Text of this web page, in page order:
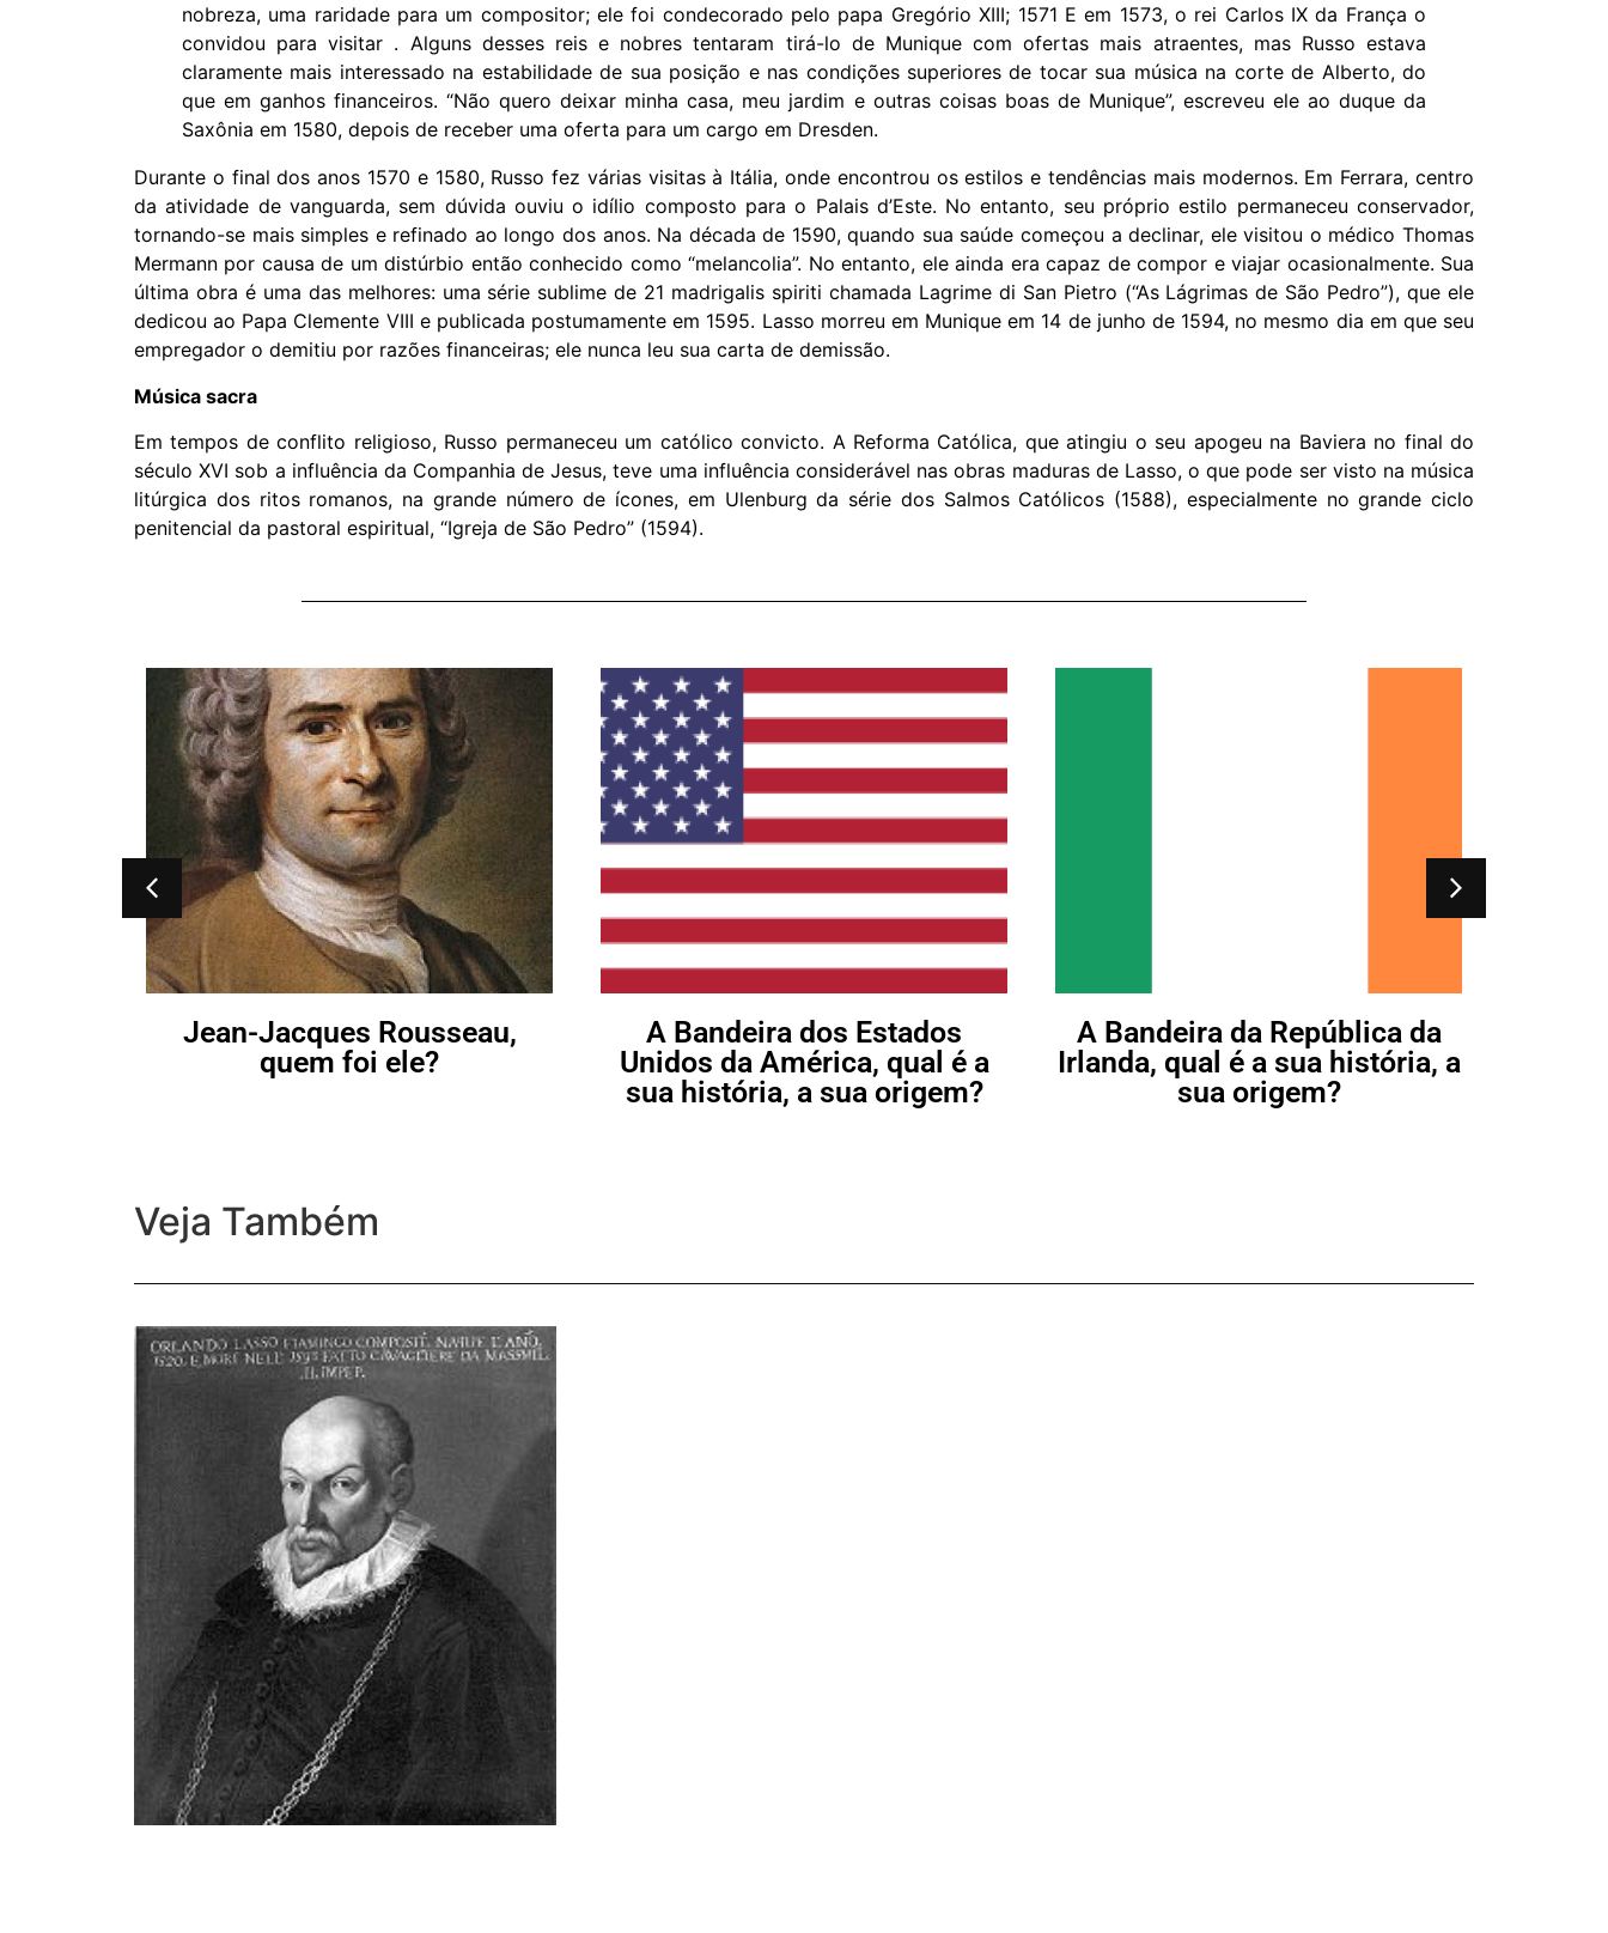
nobreza, uma raridade para um compositor; ele foi condecorado pelo papa Gregório XIII; 1571 E em 1573, o rei Carlos IX da França o
convidou para visitar . Alguns desses reis e nobres tentaram tirá-lo de Munique com ofertas mais atraentes, mas Russo estava
claramente mais interessado na estabilidade de sua posição e nas condições superiores de tocar sua música na corte de Alberto, do
que em ganhos financeiros. “Não quero deixar minha casa, meu jardim e outras coisas boas de Munique”, escreveu ele ao duque da
Saxônia em 1580, depois de receber uma oferta para um cargo em Dresden.
Durante o final dos anos 1570 e 1580, Russo fez várias visitas à Itália, onde encontrou os estilos e tendências mais modernos. Em Ferrara, centro
da atividade de vanguarda, sem dúvida ouviu o idílio composto para o Palais d’Este. No entanto, seu próprio estilo permaneceu conservador,
tornando-se mais simples e refinado ao longo dos anos. Na década de 1590, quando sua saúde começou a declinar, ele visitou o médico Thomas
Mermann por causa de um distúrbio então conhecido como “melancolia”. No entanto, ele ainda era capaz de compor e viajar ocasionalmente. Sua
última obra é uma das melhores: uma série sublime de 21 madrigalis spiriti chamada Lagrime di San Pietro (“As Lágrimas de São Pedro”), que ele
dedicou ao Papa Clemente VIII e publicada postumamente em 1595. Lasso morreu em Munique em 14 de junho de 1594, no mesmo dia em que seu
empregador o demitiu por razões financeiras; ele nunca leu sua carta de demissão.
Música sacra
Em tempos de conflito religioso, Russo permaneceu um católico convicto. A Reforma Católica, que atingiu o seu apogeu na Baviera no final do
século XVI sob a influência da Companhia de Jesus, teve uma influência considerável nas obras maduras de Lasso, o que pode ser visto na música
litúrgica dos ritos romanos, na grande número de ícones, em Ulenburg da série dos Salmos Católicos (1588), especialmente no grande ciclo
penitencial da pastoral espiritual, “Igreja de São Pedro” (1594).
Jean-Jacques Rousseau,
quem foi ele?
A Bandeira dos Estados
Unidos da América, qual é a
sua história, a sua origem?
A Bandeira da República da
Irlanda, qual é a sua história, a
sua origem?
Veja Também